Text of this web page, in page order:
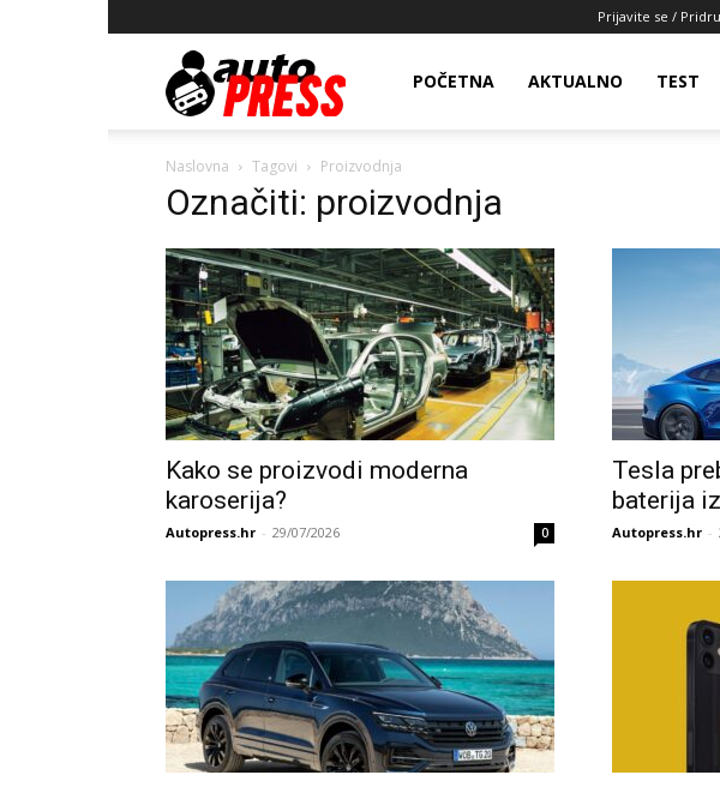
Prijavite se /
AutopressHRPOČETNA AKTUALNO TEST
Naslovna Tagovi Proizvodnja
Označiti: proizvodnja
Kako se proizvodi moderna
karoserija?
Autopress.hr - 29/07/2026 0
Tesla
baterija
Autopress.hr -